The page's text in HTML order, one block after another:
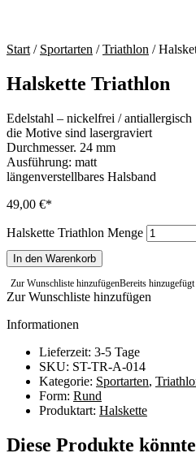
Start / Sportarten /Triathlon /
Halskette Triathlon
Edelstahl – nickelfrei / antiallergisch
die Motive sind lasergraviert
Durchmesser. 24 mm
Ausführung: matt
längenverstellbares Halsband
49,00 €
Halskette Triathlon Menge
In den Warenkorb
Zur Wunschliste hinzufügenBereits hinzugefügt
Zur Wunschliste hinzufügen
Informationen
Lieferzeit: 3-5 Tage
SKU: ST-TR-A-014
Kategorie: Sportarten,
Form: Rund
Produktart: Halskette
Diese Produkte